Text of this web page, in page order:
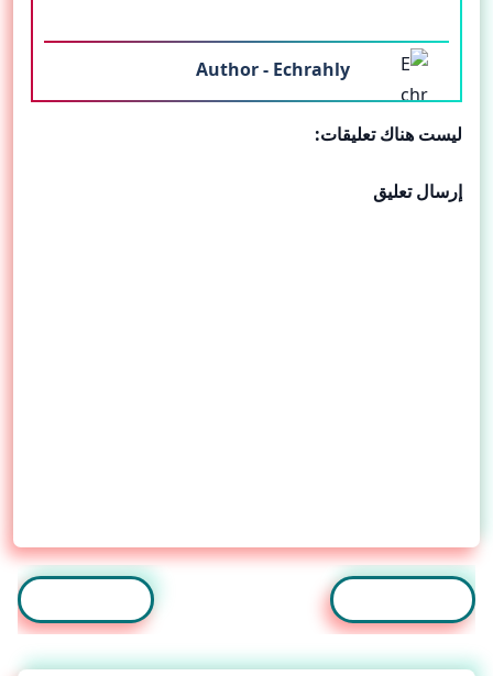
Author - Echrahly
ليست هناك تعليقات:
إرسال تعليق